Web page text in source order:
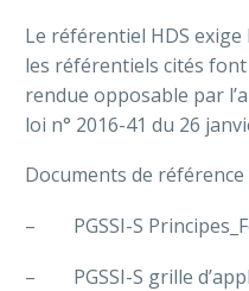
Le référentiel HDS exige
les référentiels cités font
rendue opposable par
loi n° 2016-41 du 26
Documents de référence
– PGSSI-S
– PGSSI-S grille